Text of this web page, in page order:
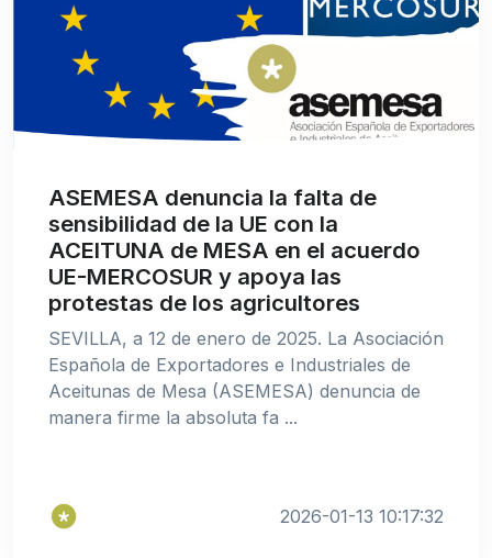
ASEMESA denuncia la falta de
sensibilidad de la UE con la
ACEITUNA de MESA en el acuerdo
UE-MERCOSUR y apoya las
protestas de los agricultores
SEVILLA, a 12 de enero de 2025. La Asociación
Española de Exportadores e Industriales de
Aceitunas de Mesa (ASEMESA) denuncia de
manera firme la absoluta fa ...
2026-01-13 10:17:32